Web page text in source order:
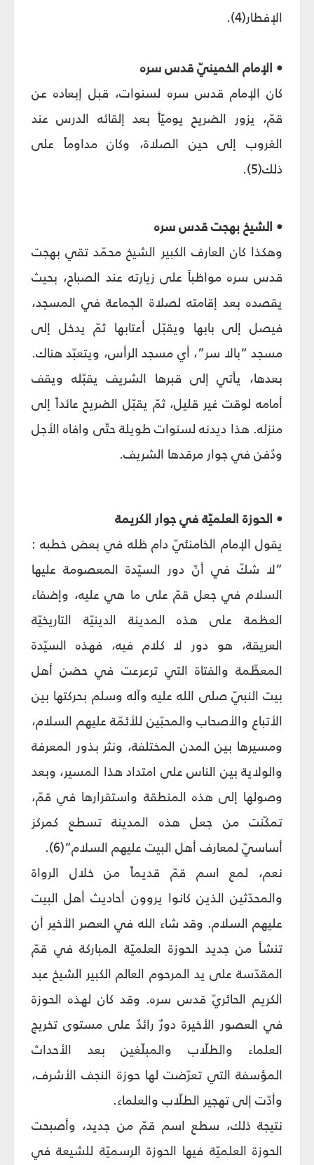
الإفطار(4).
• الإمام الخمينيّ قدس سره
كان الإمام قدس سره لسنوات، قبل إبعاده عن
قمّ، يزور الضريح يوميّاً بعد إلقائه الدرس عند
الغروب إلى حين الصلاة، وكان مداوماً على
ذلك(5).
• الشيخ بهجت قدس سره
وهكذا كان العارف الكبير الشيخ محمّد تقي بهجت
قدس سره مواظباً على زيارته عند الصباح، بحيث
يقصده بعد إقامته لصلاة الجماعة في المسجد،
فيصل إلى بابها ويقبّل أعتابها ثمّ يدخل إلى
مسجد “بالا سر”، أي مسجد الرأس، ويتعبّد هناك.
بعدها، يأتي إلى قبرها الشريف يقبّله ويقف
أمامه لوقت غير قليل، ثمّ يقبّل الضريح عائداً إلى
منزله. هذا ديدنه لسنوات طويلة حتّى وافاه الأجل
ودُفن في جوار مرقدها الشريف.
• الحوزة العلميّة في جوار الكريمة
يقول الإمام الخامنئيّ دام ظله في بعض خطبه :
”لا شكّ في أنّ دور السيّدة المعصومة عليها
السلام في جعل قمّ على ما هي عليه، وإضفاء
العظمة على هذه المدينة الدينيّة التاريخيّة
العريقة، هو دور لا كلام فيه، فهذه السيّدة
المعظّمة والفتاة التي ترعرعت في حضن أهل
بيت النبيّ صلى الله عليه وآله وسلم بحركتها بين
الأتباع والأصحاب والمحبّين للأئمّة عليهم السلام،
ومسيرها بين المدن المختلفة، ونثر بذور المعرفة
والولاية بين الناس على امتداد هذا المسير، وبعد
وصولها إلى هذه المنطقة واستقرارها في قمّ،
تمكّنت من جعل هذه المدينة تسطع كمركز
أساسيّ لمعارف أهل البيت عليهم السلام“(6).
نعم، لمع اسم قمّ قديماً من خلال الرواة
والمحدّثين الذين كانوا يروون أحاديث أهل البيت
عليهم السلام. وقد شاء الله في العصر الأخير أن
تنشأ من جديد الحوزة العلميّة المباركة في قمّ
المقدّسة على يد المرحوم العالم الكبير الشيخ عبد
الكريم الحائريّ قدس سره. وقد كان لهذه الحوزة
في العصور الأخيرة دورٌ رائدٌ على مستوى تخريج
العلماء والطلّاب والمبلّغين بعد الأحداث
المؤسفة التي تعرّضت لها حوزة النجف الأشرف،
وأدّت إلى تهجير الطلّاب والعلماء.
نتيجة ذلك، سطع اسم قمّ من جديد، وأصبحت
الحوزة العلميّة فيها الحوزة الرسميّة للشيعة في